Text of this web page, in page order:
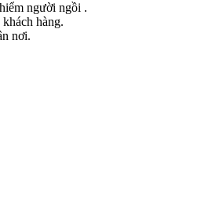
người ngồi .
hàng.
nơi.